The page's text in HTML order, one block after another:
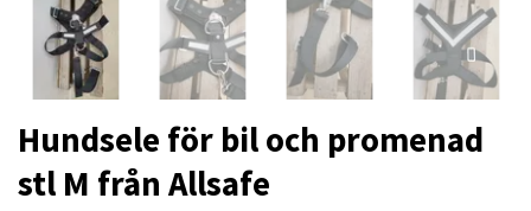
Hundsele för bil och promenad
stl M från Allsafe